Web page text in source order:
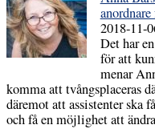
2018-11-
Det har
för att
menar
komma att tvångsplaceras
däremot att assistenter ska
och få en möjlighet att